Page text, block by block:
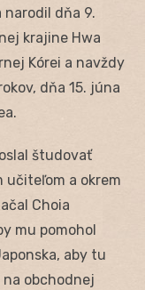
narodil dňa 9.
krajine Hwa
Kórei a navždy
dňa 15. júna
študovať
učiteľom a okrem
Choia
mu pomohol
aby tu
obchodnej